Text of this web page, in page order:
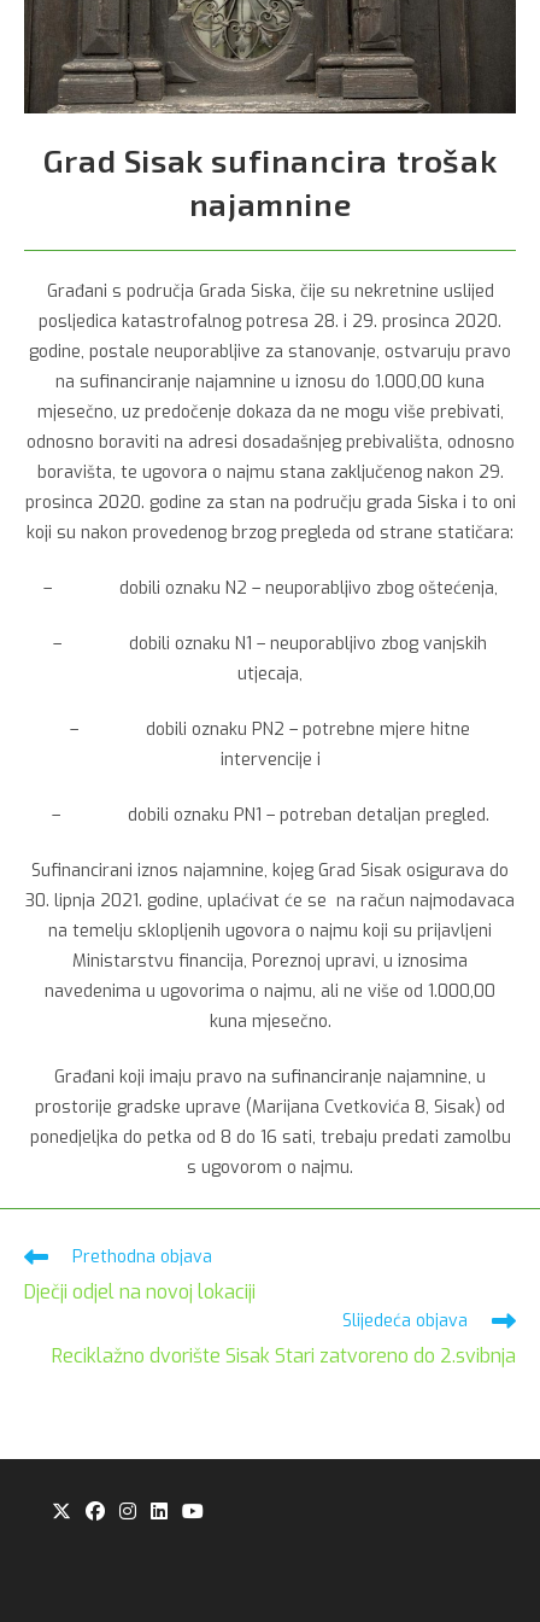
Grad Sisak sufinancira trošak
najamnine
Građani s područja Grada Siska, čije su nekretnine uslijed
posljedica katastrofalnog potresa 28. i 29. prosinca 2020.
godine, postale neuporabljive za stanovanje, ostvaruju pravo
na sufinanciranje najamnine u iznosu do 1.000,00 kuna
mjesečno, uz predočenje dokaza da ne mogu više prebivati,
odnosno boraviti na adresi dosadašnjeg prebivališta, odnosno
boravišta, te ugovora o najmu stana zaključenog nakon 29.
prosinca 2020. godine za stan na području grada Siska i to oni
koji su nakon provedenog brzog pregleda od strane statičara:
– dobili oznaku N2 – neuporabljivo zbog oštećenja,
– dobili oznaku N1 – neuporabljivo zbog vanjskih
utjecaja,
– dobili oznaku PN2 – potrebne mjere hitne
intervencije i
– dobili oznaku PN1 – potreban detaljan pregled.
Sufinancirani iznos najamnine, kojeg Grad Sisak osigurava do
30. lipnja 2021. godine, uplaćivat će se na račun najmodavaca
na temelju sklopljenih ugovora o najmu koji su prijavljeni
Ministarstvu financija, Poreznoj upravi, u iznosima
navedenima u ugovorima o najmu, ali ne više od 1.000,00
kuna mjesečno.
Građani koji imaju pravo na sufinanciranje najamnine, u
prostorije gradske uprave (Marijana Cvetkovića 8, Sisak) od
ponedjeljka do petka od 8 do 16 sati, trebaju predati zamolbu
s ugovorom o najmu.
Pročitaj
članaka
Prethodna objava
Dječji odjel na novoj lokaciji
Slijedeća objava
Reciklažno dvorište Sisak Stari zatvoreno do 2.svibnja